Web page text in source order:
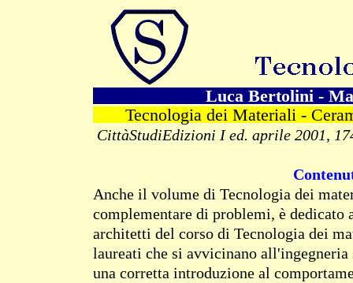
Luca Bertolini -
Tecnologia dei Materiali -
CittàStudiEdizioni I ed. aprile 2001,
Anche il volume di Tecnologia dei
complementare di problemi, è
architetti del corso di Tecnologia dei
laureati che si avvicinano all'ingegneria
una corretta introduzione al